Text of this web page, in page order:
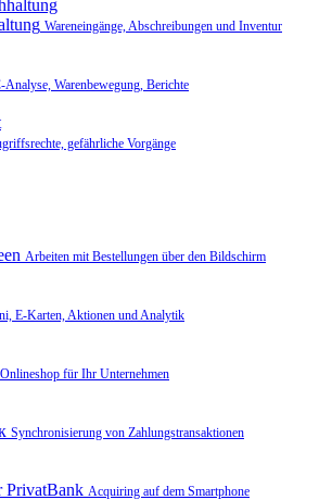
Wareneingänge, Abschreibungen und Inventur
Warenbewegung, Berichte
gefährliche Vorgänge
Arbeiten mit Bestellungen über den Bildschirm
E‑Karten, Aktionen und Analytik
Onlineshop für Ihr Unternehmen
Synchronisierung von Zahlungstransaktionen
PrivatBank Acquiring auf dem Smartphone